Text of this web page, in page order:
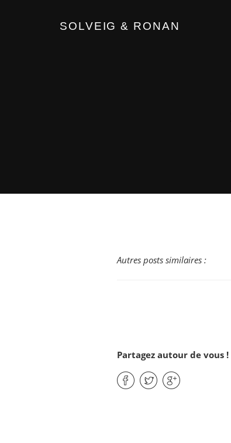
SOLVEIG & RONAN
Autres posts similaires :
Partagez autour de vous !